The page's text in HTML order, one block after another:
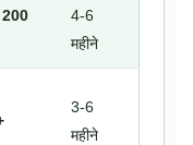
4-6
महीने
3-6
महीने